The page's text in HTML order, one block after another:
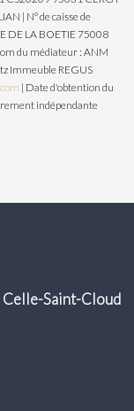
| N° de caisse de
DE LA BOETIE 75008
du médiateur : ANM
Immeuble REGUS
| Date d'obtention du
indépendante
Saint-Cloud